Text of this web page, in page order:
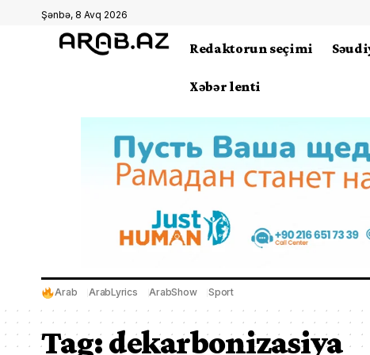
Şənbə, 8 Avq 2026
Redaktorun seçimi
Xəbər lenti
Arab ArabLyrics ArabShow Sport
Tag:dekarbonizasiya